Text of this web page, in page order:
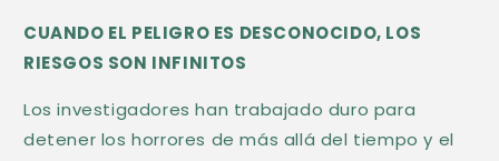
t
e
n
i
CUANDO EL PELIGRO ES DESCONOCIDO, LOS
RIESGOS SON INFINITOS
Los investigadores han trabajado duro para
detener los horrores de más allá del tiempo y el